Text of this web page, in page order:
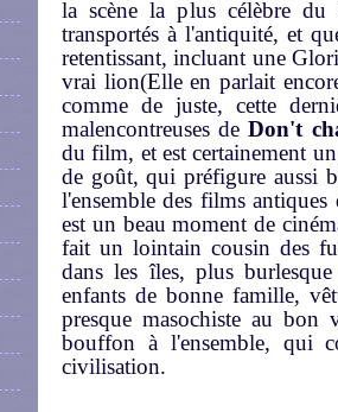
la scène la plus célèbre
transportés à l'antiquité, et
retentissant, incluant une
vrai lion(Elle en parlait
comme de juste, cette
malencontreuses deDon't
du film, et est certainement
de goût, qui préfigure aussi
l'ensemble des films
est un beau moment de
fait un lointain cousin des
dans les îles, plus
enfants de bonne famille,
presque masochiste au
bouffon à l'ensemble, qui
civilisation.